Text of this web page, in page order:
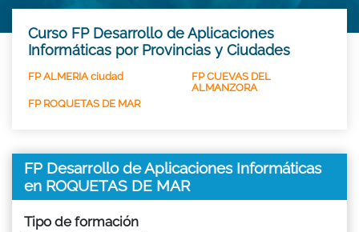
Curso FP Desarrollo de Aplicaciones
Informáticas por Provincias y Ciudades
FP ALMERIA ciudad
FP CUEVAS DEL
ALMANZORA
FP ROQUETAS DE MAR
FP Desarrollo de Aplicaciones Informáticas
en ROQUETAS DE MAR
Tipo de formación